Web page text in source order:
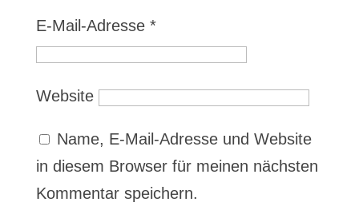
E-Mail-Adresse *
Website
Name, E-Mail-Adresse und Website
in diesem Browser für meinen nächsten
Kommentar speichern.